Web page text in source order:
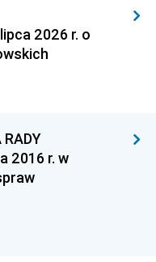
2026 r. o
RADY
2016 r. w